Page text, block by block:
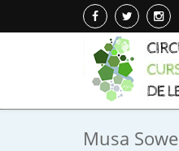
Musa Sowe